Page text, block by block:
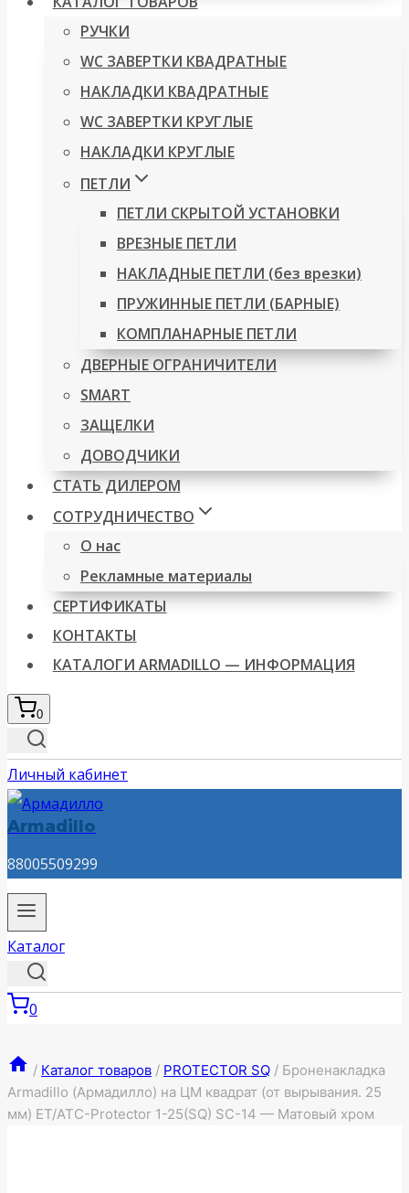
РУЧКИ
WC ЗАВЕРТКИ КВАДРАТНЫЕ
НАКЛАДКИ КВАДРАТНЫЕ
WC ЗАВЕРТКИ КРУГЛЫЕ
НАКЛАДКИ КРУГЛЫЕ
ПЕТЛИ
ПЕТЛИ СКРЫТОЙ УСТАНОВКИ
ВРЕЗНЫЕ ПЕТЛИ
НАКЛАДНЫЕ ПЕТЛИ (без врезки)
ПРУЖИННЫЕ ПЕТЛИ (БАРНЫЕ)
КОМПЛАНАРНЫЕ ПЕТЛИ
ДВЕРНЫЕ ОГРАНИЧИТЕЛИ
SMART
ЗАЩЕЛКИ
ДОВОДЧИКИ
СТАТЬ ДИЛЕРОМ
СОТРУДНИЧЕСТВО
О нас
Рекламные материалы
СЕРТИФИКАТЫ
КОНТАКТЫ
КАТАЛОГИ ARMADILLO — ИНФОРМАЦИЯ
0
Личный кабинет
Armadillo
88005509299
Каталог
0
/ Каталог товаров / PROTECTOR SQ / Броненакладка
Armadillo (Армадилло) на ЦМ квадрат (от вырывания. 25
мм) ET/ATC-Protector 1-25(SQ) SC-14 — Матовый хром